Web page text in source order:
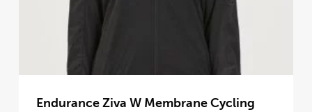
Dit
product
Endurance Ziva W Membrane Cycling